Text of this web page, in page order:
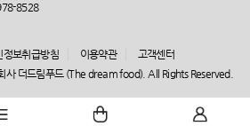
8528
정보취급방침 이용약관
고객센터
더드림푸드 (The dream food). All Rights Reserved.